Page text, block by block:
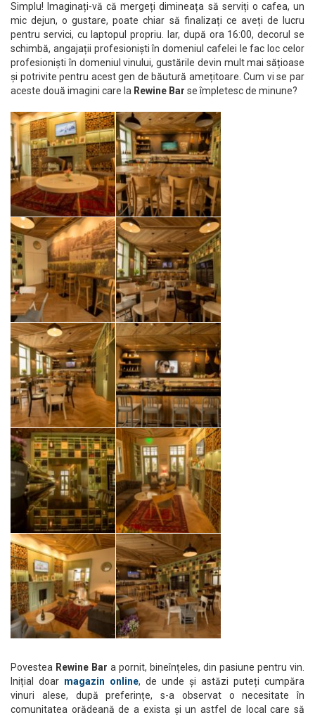
Simplu! Imaginați-vă că mergeți dimineața să serviți o cafea, un
mic dejun, o gustare, poate chiar să finalizați ce aveți de lucru
pentru servici, cu laptopul propriu. Iar, după ora 16:00, decorul se
schimbă, angajații profesioniști în domeniul cafelei le fac loc celor
profesioniști în domeniul vinului, gustările devin mult mai sățioase
și potrivite pentru acest gen de băutură amețitoare. Cum vi se par
aceste două imagini care la Rewine Bar se împletesc de minune?
Povestea Rewine Bar a pornit, bineînțeles, din pasiune pentru vin.
Inițial doar magazin online, de unde și astăzi puteți cumpăra
vinuri alese, după preferințe, s-a observat o necesitate în
comunitatea orădeană de a exista și un astfel de local care să